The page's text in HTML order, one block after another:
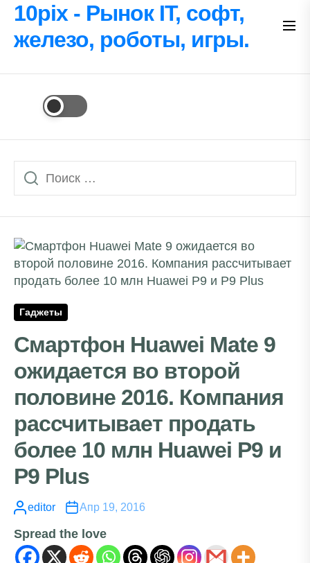
Перейти
содержимому
10pix - Рынок IT, софт,
железо, роботы, игры.
Гаджеты
Смартфон Huawei Mate 9
ожидается во второй
половине 2016. Компания
рассчитывает продать
более 10 млн Huawei P9 и
P9 Plus
editor Апр 19, 2016
Spread the love